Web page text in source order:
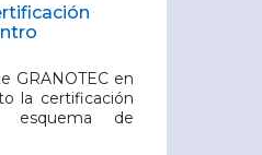
GRANOTEC en
la certificación
esquema de